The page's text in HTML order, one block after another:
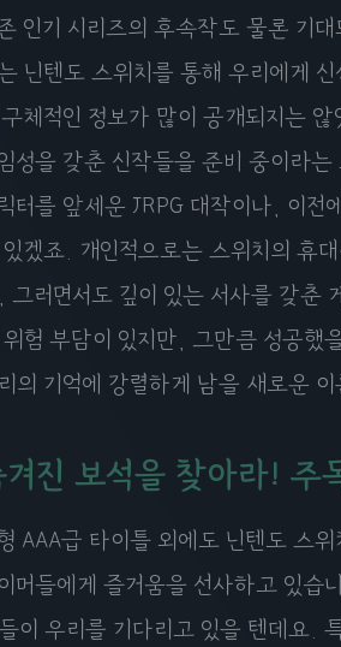
인기 시리즈의 후속작도 물론 기
닌텐도 스위치를 통해 우리에게
체적인 정보가 많이 공개되지는
성을 갖춘 신작들을 준비 중이라
터를 앞세운 JRPG 대작이나, 이
겠죠. 개인적으로는 스위치의 휴
그러면서도 깊이 있는 서사를 갖춘
험 부담이 있지만, 그만큼 성공했
의 기억에 강렬하게 남을 새로운
진 보석을 찾아라! 주
AAA급 타이틀 외에도 닌텐도 스
머들에게 즐거움을 선사하고 있습
이 우리를 기다리고 있을 텐데요.